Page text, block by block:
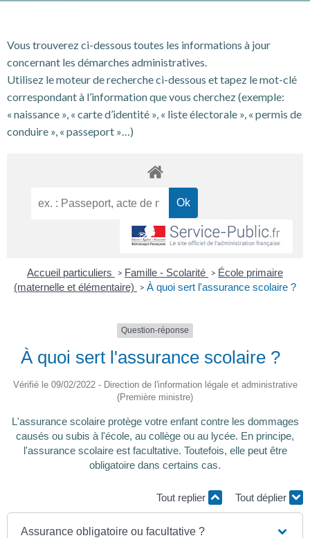
Vous trouverez ci-dessous toutes les informations à jour
concernant les démarches administratives.
Utilisez le moteur de recherche ci-dessous et tapez le mot-clé
correspondant à l’information que vous cherchez (exemple:
« naissance », « carte d’identité », « liste électorale », « permis de
conduire », « passeport »…)
Accueil particuliers > Famille - Scolarité > École primaire
(maternelle et élémentaire)
> À quoi sert l'assurance scolaire ?
Question-réponse
À quoi sert l'assurance scolaire ?
Vérifié le 09/02/2022 - Direction de l'information légale et administrative
(Première ministre)
L'assurance scolaire protège votre enfant contre les dommages
causés ou subis à l'école, au collège ou au lycée. En principe,
l'assurance scolaire est facultative. Toutefois, elle peut être
obligatoire dans certains cas.
Tout replier Tout déplier
Assurance obligatoire ou facultative ?